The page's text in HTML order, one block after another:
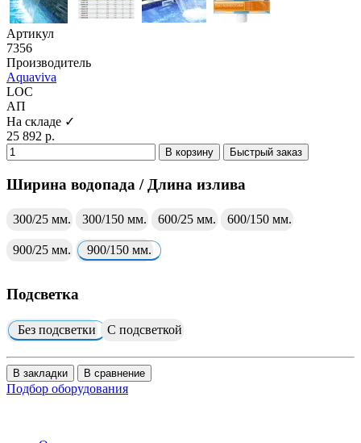
Артикул
7356
Производитель
Aquaviva
LOC
АП
На складе ✓
25 892 р.
В корзину Быстрый заказ
Ширина водопада / Длина излива
300/25 мм. 300/150 мм. 600/25 мм. 600/150 мм.
900/25 мм. 900/150 мм.
Подсветка
Без подсветки С подсветкой
В закладки В сравнение
Подбор оборудования